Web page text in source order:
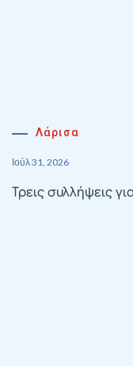
Λάρισα
Ιούλ 31, 2026
Τρεις συλλήψεις